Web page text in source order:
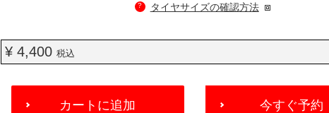
? タイヤサイズの確認方法
¥ 4,400税込
ADD
カートに追加 今すぐ予約